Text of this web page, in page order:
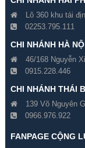
Đầu Ghi Hình IP
Gía hãng : ₫
₫
Lô 360 khu tái
02253.795.111
CHI NHÁNH HÀ
46/168 Nguyễn
0915.228.446
CHI NHÁNH THÁI
139 Võ Nguyên
0966.976.922
FANPAGE CỘNG